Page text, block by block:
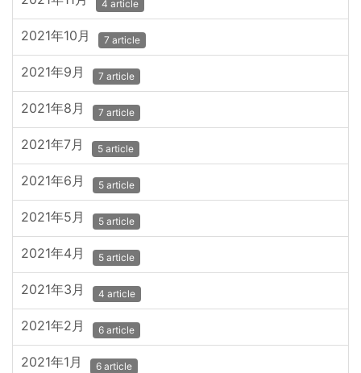
4 article
2021年10月 7 article
2021年9月 7 article
2021年8月 7 article
2021年7月 5 article
2021年6月 5 article
2021年5月 5 article
2021年4月 5 article
2021年3月 4 article
2021年2月 6 article
2021年1月 6 article